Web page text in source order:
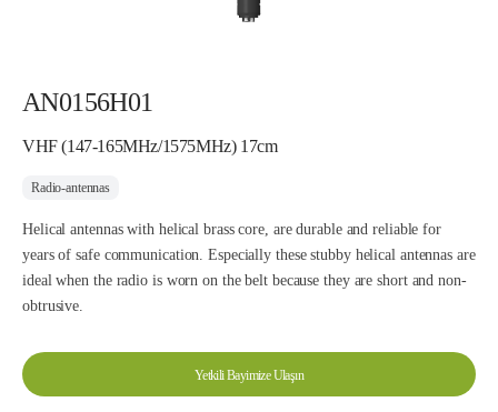
AN0156H01
VHF (147-165MHz/1575MHz) 17cm
Radio-antennas
Helical antennas with helical brass core, are durable and reliable for
years of safe communication. Especially these stubby helical antennas are
ideal when the radio is worn on the belt because they are short and non-
obtrusive.
Yetkili Bayimize Ulaşın